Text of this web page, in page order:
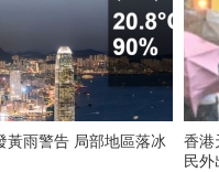
局部地區落冰
香港
民外